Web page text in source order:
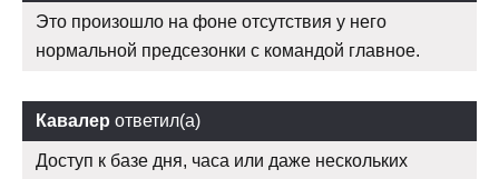
Это произошло на фоне отсутствия у него
нормальной предсезонки с командой главное.
Кавалер ответил(а)
Доступ к базе дня, часа или даже нескольких